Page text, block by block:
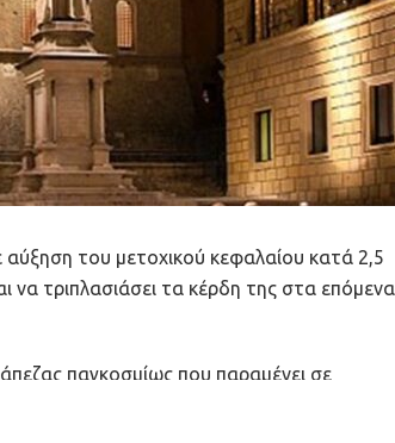
αύξηση του μετοχικού κεφαλαίου κατά 2,5
να τριπλασιάσει τα κέρδη της στα επόμενα
παγκοσμίως που παραμένει σε